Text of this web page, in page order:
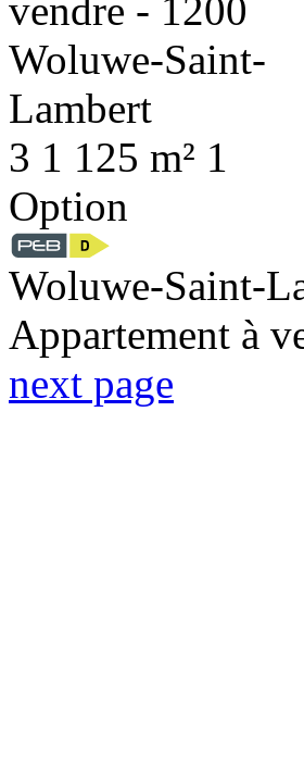
3 1 125 m² 1
Option
Woluwe-Saint-
Appartement à
next page